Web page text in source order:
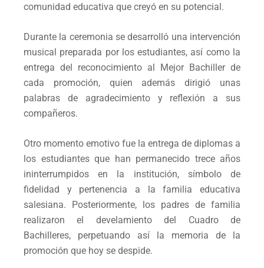
comunidad educativa que creyó en su potencial.
Durante la ceremonia se desarrolló una intervención
musical preparada por los estudiantes, así como la
entrega del reconocimiento al Mejor Bachiller de
cada promoción, quien además dirigió unas
palabras de agradecimiento y reflexión a sus
compañeros.
Otro momento emotivo fue la entrega de diplomas a
los estudiantes que han permanecido trece años
ininterrumpidos en la institución, símbolo de
fidelidad y pertenencia a la familia educativa
salesiana. Posteriormente, los padres de familia
realizaron el develamiento del Cuadro de
Bachilleres, perpetuando así la memoria de la
promoción que hoy se despide.